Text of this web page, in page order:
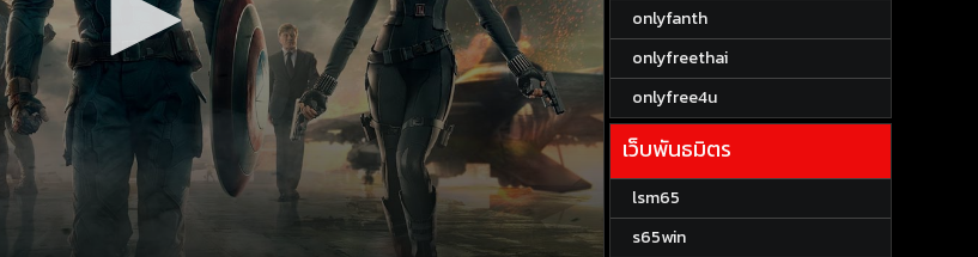
onlyfanth
onlyfreethai
onlyfree4u
เว็บพันธมิตร
lsm65
s65win